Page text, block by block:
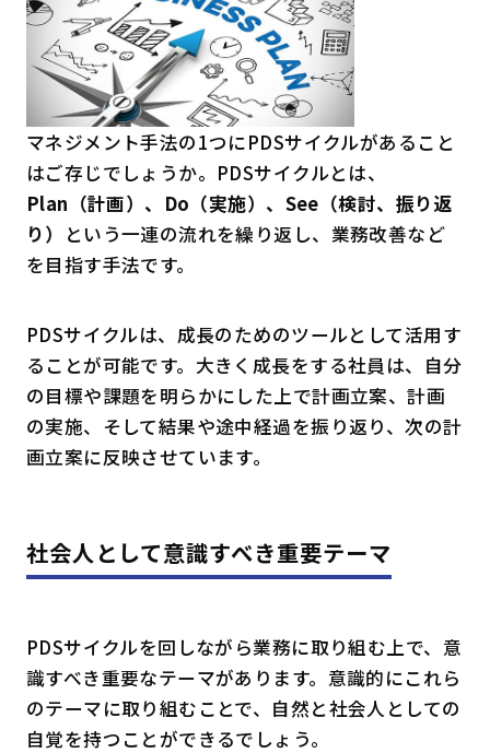
マネジメント手法の1つにPDSサイクルがあること
はご存じでしょうか。PDSサイクルとは、
Plan（計画）、Do（実施）、See（検討、振り返
り）
という一連の流れを繰り返し、業務改善など
を目指す手法です。
PDSサイクルは、成長のためのツールとして活用す
ることが可能です。大きく成長をする社員は、自分
の目標や課題を明らかにした上で計画立案、計画
の実施、そして結果や途中経過を振り返り、次の計
画立案に反映させています。
社会人として意識すべき重要テーマ
PDSサイクルを回しながら業務に取り組む上で、意
識すべき重要なテーマがあります。意識的にこれら
のテーマに取り組むことで、自然と社会人としての
自覚を持つことができるでしょう。